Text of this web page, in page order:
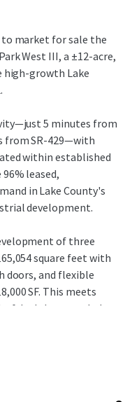
to market for sale the
West III, a ±12-acre,
high-growth Lake
5 minutes from
from SR-429—with
within established
leased,
in Lake County's
development.
of three
square feet with
doors, and flexible
SF. This meets
deals last year below